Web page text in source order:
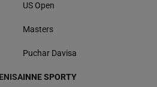
US Open
Masters
Puchar Davisa
INNE SPORTY